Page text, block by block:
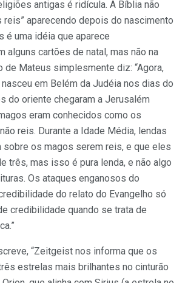
antigas é ridícula. A Bíblia não
reis” aparecendo depois do nascimento
é uma idéia que aparece
alguns cartões de natal, mas não na
de Mateus simplesmente diz: “Agora,
em Belém da Judéia nos dias do
do oriente chegaram a Jerusalém
eram conhecidos como os
reis. Durante a Idade Média, lendas
sobre os magos serem reis, e que eles
três, mas isso é pura lenda, e não algo
Os ataques enganosos do
do relato do Evangelho só
credibilidade quando se trata de
“Zeitgeist nos informa que os
estrelas mais brilhantes no cinturão